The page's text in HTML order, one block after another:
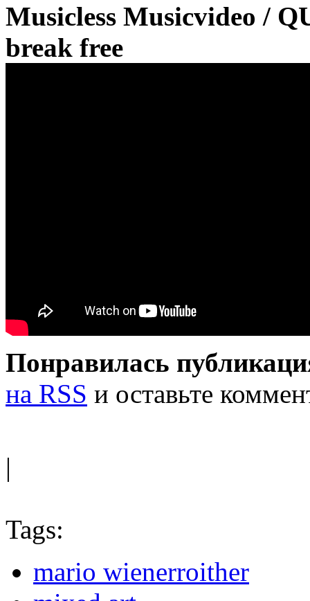
Musicless Musicvideo /
break free
Понравилась
на RSS и оставьте
|
Tags:
mario wienerroither